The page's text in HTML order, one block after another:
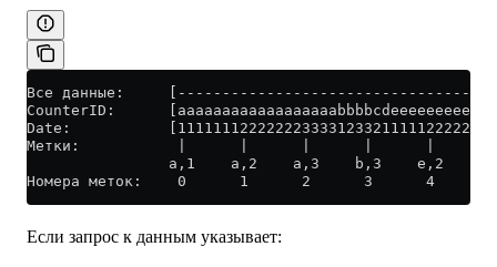
Все данные:
CounterID:
Date:
Метки:           |      |      |      |      |
a,1    a,2    a,3    b,3    e,2
Номера меток:    0      1      2      3      4
Если запрос к данным указывает: